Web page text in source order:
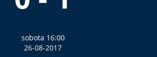
sobota 16:00
26-08-2017